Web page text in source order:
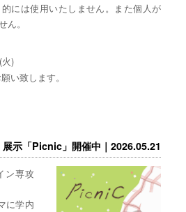
には使用いたしません。また個人が
。
)
い致します。
展示「Picnic」開催中｜2026.05.21
ン専攻
に学内